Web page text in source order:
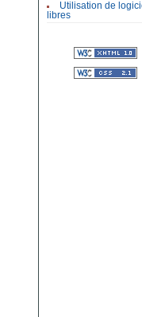
Utilisation de
libres